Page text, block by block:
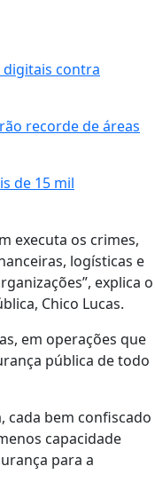
digitais contra
recorde de áreas
de 15 mil
executa os crimes,
logísticas e
explica o
Chico Lucas.
em operações que
pública de todo
cada bem confiscado
capacidade
para a